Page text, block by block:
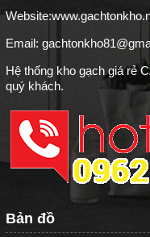
Website:
Email:
Hệ thống kho gạch giá rẻ
quý khách.
Bản đồ